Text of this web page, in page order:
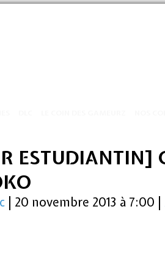
ESTUDIANTIN]
20 novembre 2013 à 7:00